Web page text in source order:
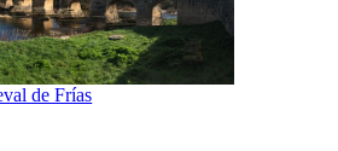
de Frías